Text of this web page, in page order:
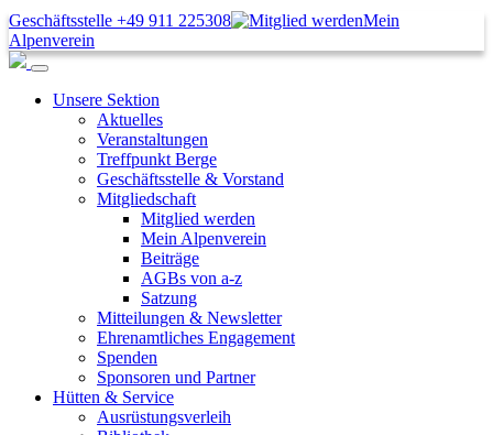
Geschäftsstelle +49 911 225308
Mein
Alpenverein
Unsere Sektion
Aktuelles
Veranstaltungen
Treffpunkt Berge
Geschäftsstelle & Vorstand
Mitgliedschaft
Mitglied werden
Mein Alpenverein
Beiträge
AGBs von a-z
Satzung
Mitteilungen & Newsletter
Ehrenamtliches Engagement
Spenden
Sponsoren und Partner
Hütten & Service
Ausrüstungsverleih